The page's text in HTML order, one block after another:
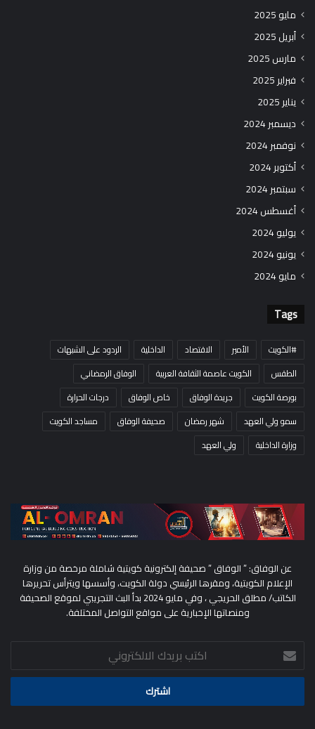
مايو 2025
أبريل 2025
مارس 2025
فبراير 2025
يناير 2025
ديسمبر 2024
نوفمبر 2024
أكتوبر 2024
سبتمبر 2024
أغسطس 2024
يوليو 2024
يونيو 2024
مايو 2024
Tags
#الكويت الأمير الاقتصاد الداخلية
الردود على الشبهات
الطقس
الكويت عاصمة الثقافة العربية
الوفاق الرمضاني
بورصة الكويت
جريدة الوفاق خاص الوفاق
درجات الحرارة
سمو ولي العهد
شهر رمضان صحيفة الوفاق
مساجد الكويت
وزارة الداخلية
ولي العهد
عن الوفاق: ” الوفاق ” صحيفة إلكترونية كويتية شاملة مرخصة من وزارة
الإعلام الكويتية، ومقرها الرئيسي دولة الكويت، وأسسها ويترأس تحريرها
الكاتب/ مطلق الحريجي ، وفي مايو 2024 بدأ البث التجريبي لموقع الصحيفة
ومنصاتها الإخبارية على مواقع التواصل المختلفة.
اكتب
بريدك
الالكتروني